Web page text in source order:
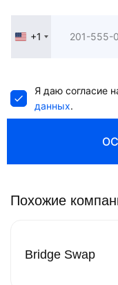
United
+1
Я даю согласие
данных.
Похожие
Bridge Swap